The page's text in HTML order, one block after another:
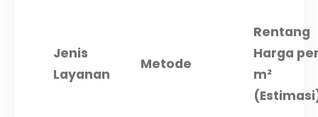
Jenis
Layanan
Metode
Rentang
Harga
m²